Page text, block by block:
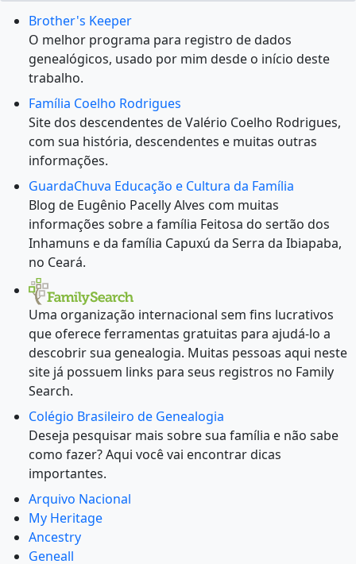
Brother's Keeper
O melhor programa para registro de dados
genealógicos, usado por mim desde o início deste
trabalho.
Família Coelho Rodrigues
Site dos descendentes de Valério Coelho Rodrigues,
com sua história, descendentes e muitas outras
informações.
GuardaChuva Educação e Cultura da Família
Blog de Eugênio Pacelly Alves com muitas
informações sobre a família Feitosa do sertão dos
Inhamuns e da família Capuxú da Serra da Ibiapaba,
no Ceará.
Uma organização internacional sem fins lucrativos
que oferece ferramentas gratuitas para ajudá-lo a
descobrir sua genealogia. Muitas pessoas aqui neste
site já possuem links para seus registros no Family
Search.
Colégio Brasileiro de Genealogia
Deseja pesquisar mais sobre sua família e não sabe
como fazer? Aqui você vai encontrar dicas
importantes.
Arquivo Nacional
My Heritage
Ancestry
Geneall